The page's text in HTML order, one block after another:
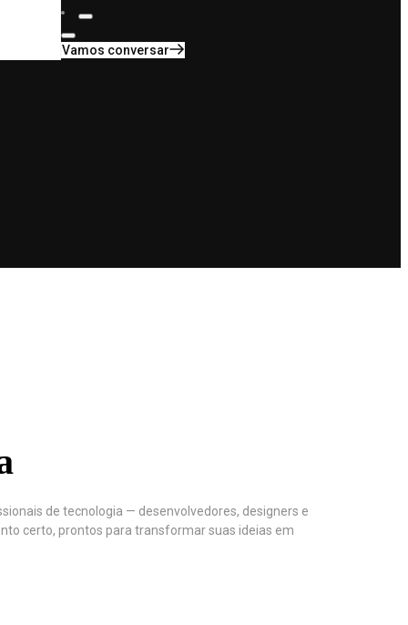
Vamos conversar
de tecnologia — desenvolvedores, designers e
certo, prontos para transformar suas ideias em